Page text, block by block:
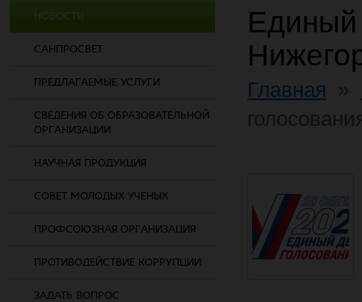
НОВОСТИ
САНПРОСВЕТ
ПРЕДЛАГАЕМЫЕ УСЛУГИ
СВЕДЕНИЯ ОБ ОБРАЗОВАТЕЛЬНОЙ
ОРГАНИЗАЦИИ
НАУЧНАЯ ПРОДУКЦИЯ
СОВЕТ МОЛОДЫХ УЧЕНЫХ
ПРОФСОЮЗНАЯ ОРГАНИЗАЦИЯ
ПРОТИВОДЕЙСТВИЕ КОРРУПЦИИ
ЗАДАТЬ ВОПРОС
Единый
Главная